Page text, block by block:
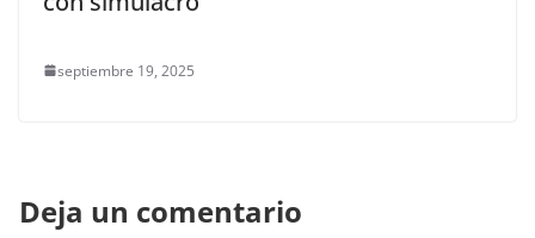
septiembre 19, 2025
Deja un comentario